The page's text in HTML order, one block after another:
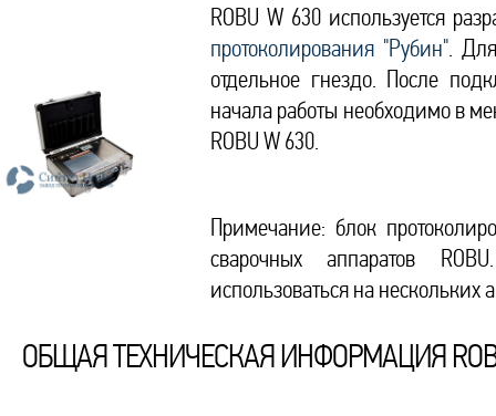
ROBU W 630 используется
протоколирования "Рубин".
отдельное гнездо. После
начала работы необходимо в
ROBU W 630.
Примечание: блок
сварочных аппаратов
использоваться на нескольких
ОБЩАЯ ТЕХНИЧЕСКАЯ ИНФОРМАЦИЯ